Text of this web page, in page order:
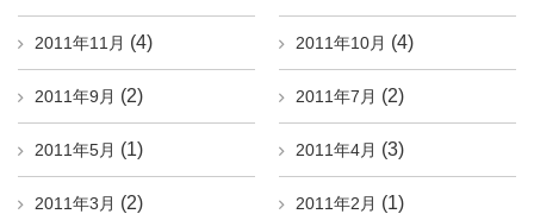
2011年11月 (4) 2011年10月 (4)
2011年9月 (2) 2011年7月 (2)
2011年5月 (1) 2011年4月 (3)
2011年3月 (2) 2011年2月 (1)